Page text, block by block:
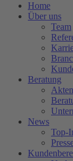
Home
Über uns
Team
Beratung
News
Top-